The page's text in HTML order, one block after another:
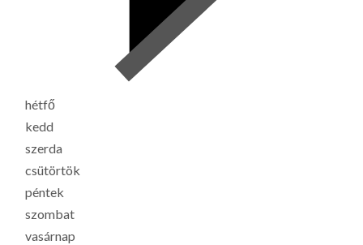
hétfő
kedd
szerda
csütörtök
péntek
szombat
vasárnap